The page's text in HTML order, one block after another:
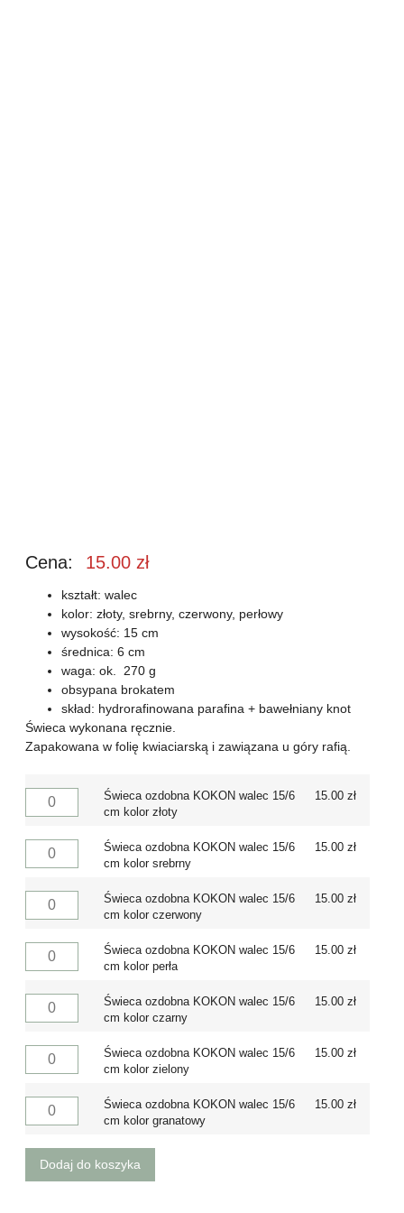
Cena: 15.00 zł
kształt: walec
kolor: złoty, srebrny, czerwony, perłowy
wysokość: 15 cm
średnica: 6 cm
waga: ok. 270 g
obsypana brokatem
skład: hydrorafinowana parafina + bawełniany knot
Świeca wykonana ręcznie.
Zapakowana w folię kwiaciarską i zawiązana u góry rafią.
Świeca ozdobna KOKON walec 15/6
cm kolor złoty
15.00 zł
Świeca ozdobna KOKON walec 15/6
cm kolor srebrny
15.00 zł
Świeca ozdobna KOKON walec 15/6
cm kolor czerwony
15.00 zł
Świeca ozdobna KOKON walec 15/6
cm kolor perła
15.00 zł
Świeca ozdobna KOKON walec 15/6
cm kolor czarny
15.00 zł
Świeca ozdobna KOKON walec 15/6
cm kolor zielony
15.00 zł
Świeca ozdobna KOKON walec 15/6
cm kolor granatowy
15.00 zł
Dodaj do koszyka